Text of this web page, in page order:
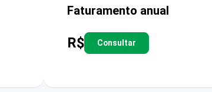
Faturamento anual
R$ Consultar